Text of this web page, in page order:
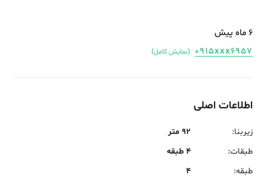
6 ماه پیش
0915xxx6957
(نمایش کامل)
اطلاعات اصلی
زیربنا:
92 متر
طبقات:
4 طبقه
طبقه:
4